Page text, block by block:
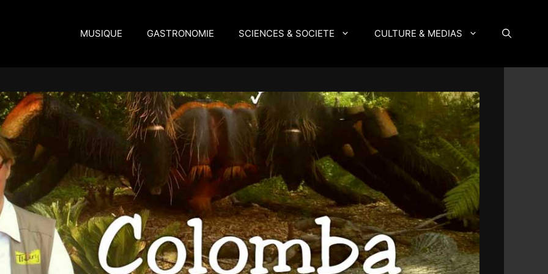
MUSIQUE GASTRONOMIE SCIENCES & SOCIETE CULTURE & MEDIAS